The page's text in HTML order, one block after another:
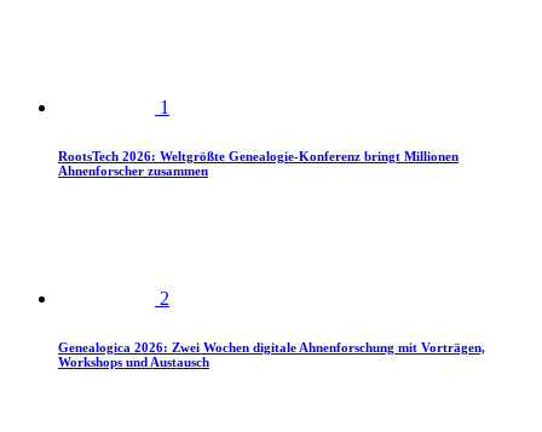
1
RootsTech 2026: Weltgrößte Genealogie-Konferenz bringt Millionen
Ahnenforscher zusammen
2
Genealogica 2026: Zwei Wochen digitale Ahnenforschung mit Vorträgen,
Workshops und Austausch